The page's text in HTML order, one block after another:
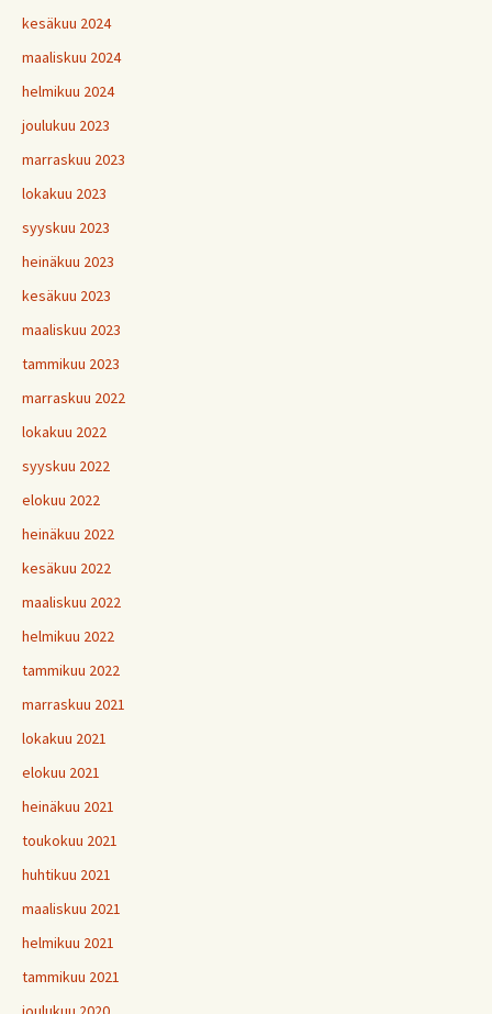
kesäkuu 2024
maaliskuu 2024
helmikuu 2024
joulukuu 2023
marraskuu 2023
lokakuu 2023
syyskuu 2023
heinäkuu 2023
kesäkuu 2023
maaliskuu 2023
tammikuu 2023
marraskuu 2022
lokakuu 2022
syyskuu 2022
elokuu 2022
heinäkuu 2022
kesäkuu 2022
maaliskuu 2022
helmikuu 2022
tammikuu 2022
marraskuu 2021
lokakuu 2021
elokuu 2021
heinäkuu 2021
toukokuu 2021
huhtikuu 2021
maaliskuu 2021
helmikuu 2021
tammikuu 2021